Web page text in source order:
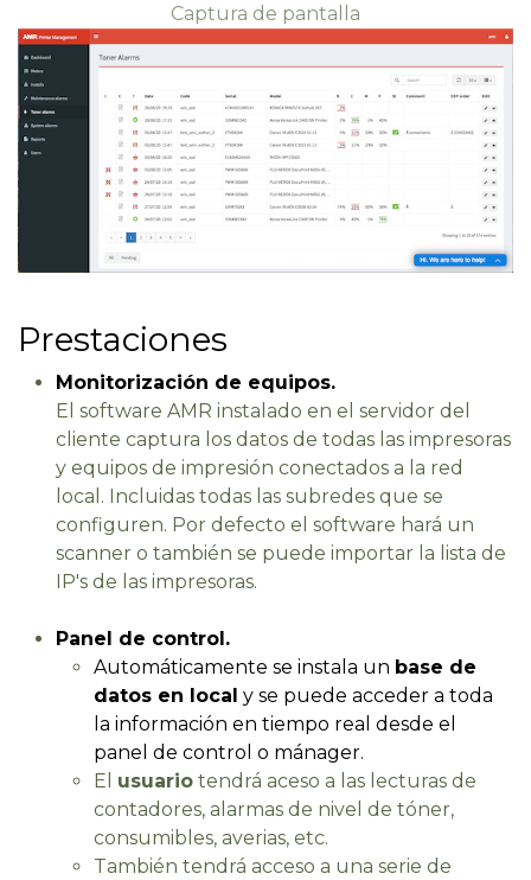
Captura de pantalla
Prestaciones
Monitorización de equipos.
El software AMR instalado en el servidor del
cliente captura los datos de todas las impresoras
y equipos de impresión conectados a la red
local. Incluidas todas las subredes que se
configuren. Por defecto el software hará un
scanner o también se puede importar la lista de
IP's de las impresoras.
Panel de control.
Automáticamente se instala un base de
datos en local y se puede acceder a toda
la información en tiempo real desde el
panel de control o mánager.
El usuario tendrá aceso a las lecturas de
contadores, alarmas de nivel de tóner,
consumibles, averias, etc.
También tendrá acceso a una serie de